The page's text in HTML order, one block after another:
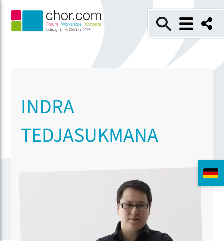
INDRA
TEDJASUKMANA